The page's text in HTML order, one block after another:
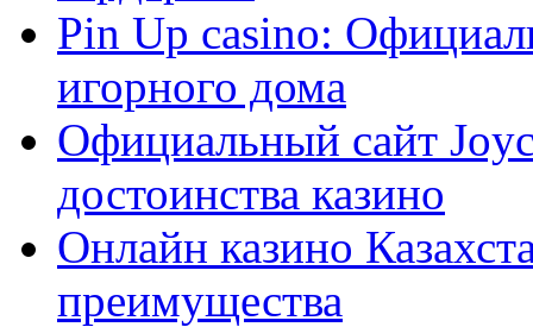
Pin Up casino:
игорного дома
Официальный сайт
достоинства казино
Онлайн казино
преимущества